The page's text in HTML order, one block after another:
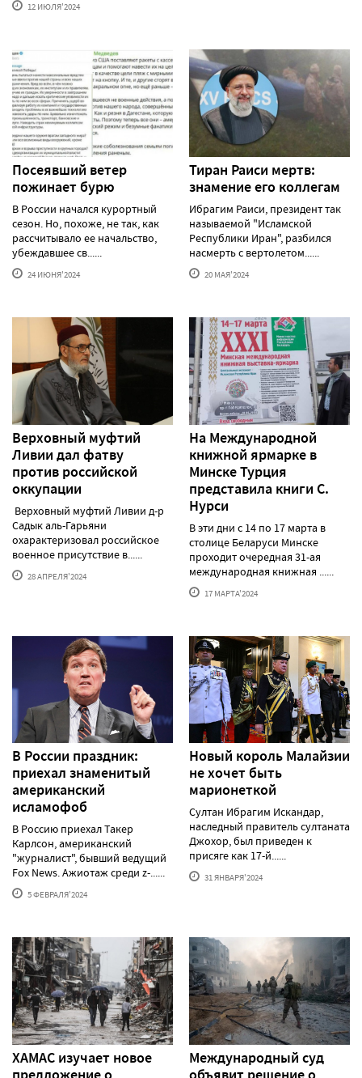
12 ИЮЛЯ'2024
Посеявший ветер
пожинает бурю
В России начался курортный
сезон. Но, похоже, не так, как
рассчитывало ее начальство,
убеждавшее св......
24 ИЮНЯ'2024
Тиран Раиси мертв:
знамение его коллегам
Ибрагим Раиси, президент так
называемой "Исламской
Республики Иран", разбился
насмерть с вертолетом......
20 МАЯ'2024
Верховный муфтий
Ливии дал фатву
против российской
оккупации
Верховный муфтий Ливии д-р
Садык аль-Гарьяни
охарактеризовал российское
военное присутствие в......
28 АПРЕЛЯ'2024
На Международной
книжной ярмарке в
Минске Турция
представила книги С.
Нурси
В эти дни с 14 по 17 марта в
столице Беларуси Минске
проходит очередная 31-ая
международная книжная ......
17 МАРТА'2024
В России праздник:
приехал знаменитый
американский
исламофоб
В Россию приехал Такер
Карлсон, американский
"журналист", бывший ведущий
Fox News. Ажиотаж среди z-......
5 ФЕВРАЛЯ'2024
Новый король Малайзии
не хочет быть
марионеткой
Султан Ибрагим Искандар,
наследный правитель султаната
Джохор, был приведен к
присяге как 17-й......
31 ЯНВАРЯ'2024
ХАМАС изучает новое
Международный суд